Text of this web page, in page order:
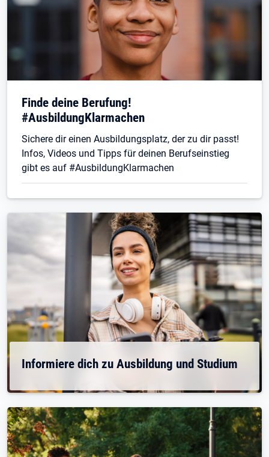
Finde deine Berufung!
#AusbildungKlarmachen
Sichere dir einen Ausbildungsplatz, der zu dir passt!
Infos, Videos und Tipps für deinen Berufseinstieg
gibt es auf #AusbildungKlarmachen
Informiere dich zu Ausbildung und Studium